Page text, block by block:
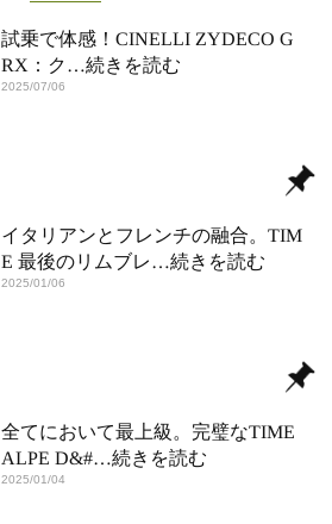
試乗で体感！CINELLI ZYDECO G
RX：ク …続きを読む
2025/07/06
イタリアンとフレンチの融合。TIM
E 最後のリムブレ …続きを読む
2025/01/06
全てにおいて最上級。完璧なTIME
ALPE D&#…続きを読む
2025/01/04